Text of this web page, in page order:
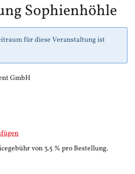
Sophienhöhle
für diese Veranstaltung ist
GmbH
von 3.5 % pro Bestellung.